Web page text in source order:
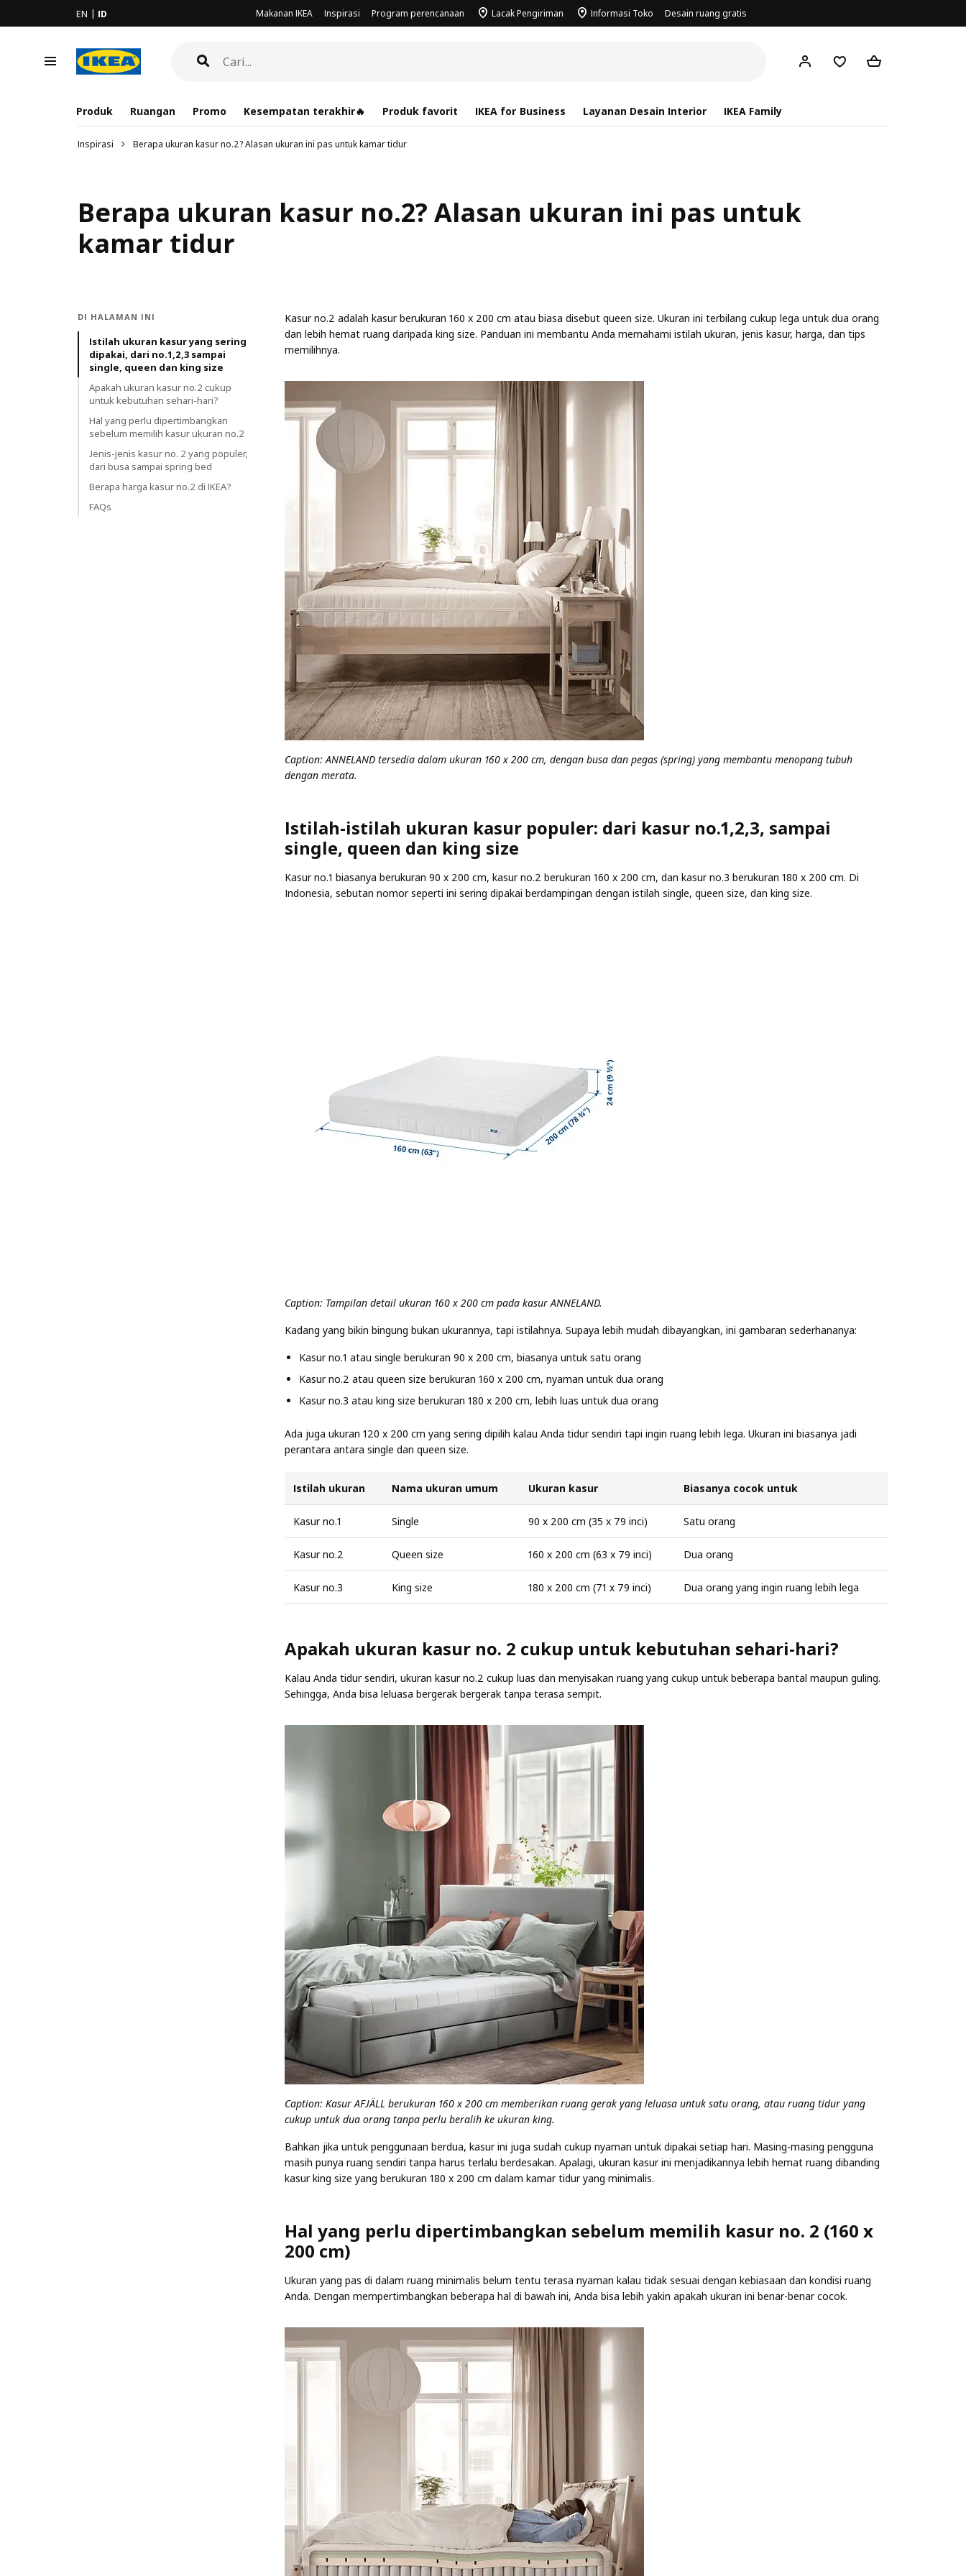
EN ID Makanan IKEA Inspirasi Program perencanaan Lacak Pengiriman Informasi Toko Desain ruang gratis
Produk Ruangan Promo Kesempatan terakhir🔥 Produk favorit IKEA for Business Layanan Desain Interior IKEA Family
Inspirasi Berapa ukuran kasur no.2? Alasan ukuran ini pas untuk kamar tidur
Berapa ukuran kasur no.2? Alasan ukuran ini pas untuk
kamar tidur
DI HALAMAN INI
Istilah ukuran kasur yang sering
dipakai, dari no.1,2,3 sampai
single, queen dan king size
Apakah ukuran kasur no.2 cukup
untuk kebutuhan sehari-hari?
Hal yang perlu dipertimbangkan
sebelum memilih kasur ukuran no.2
Jenis-jenis kasur no. 2 yang populer,
dari busa sampai spring bed
Berapa harga kasur no.2 di IKEA?
FAQs
Kasur no.2 adalah kasur berukuran 160 x 200 cm atau biasa disebut queen size. Ukuran ini terbilang cukup lega untuk dua orang
dan lebih hemat ruang daripada king size. Panduan ini membantu Anda memahami istilah ukuran, jenis kasur, harga, dan tips
memilihnya.
Caption: ANNELAND tersedia dalam ukuran 160 x 200 cm, dengan busa dan pegas (spring) yang membantu menopang tubuh
dengan merata.
Istilah-istilah ukuran kasur populer: dari kasur no.1,2,3, sampai
single, queen dan king size
Kasur no.1 biasanya berukuran 90 x 200 cm, kasur no.2 berukuran 160 x 200 cm, dan kasur no.3 berukuran 180 x 200 cm. Di
Indonesia, sebutan nomor seperti ini sering dipakai berdampingan dengan istilah single, queen size, dan king size.
Caption: Tampilan detail ukuran 160 x 200 cm pada kasur ANNELAND.
Kadang yang bikin bingung bukan ukurannya, tapi istilahnya. Supaya lebih mudah dibayangkan, ini gambaran sederhananya:
Kasur no.1 atau single berukuran 90 x 200 cm, biasanya untuk satu orang
Kasur no.2 atau queen size berukuran 160 x 200 cm, nyaman untuk dua orang
Kasur no.3 atau king size berukuran 180 x 200 cm, lebih luas untuk dua orang
Ada juga ukuran 120 x 200 cm yang sering dipilih kalau Anda tidur sendiri tapi ingin ruang lebih lega. Ukuran ini biasanya jadi
perantara antara single dan queen size.
Istilah ukuran Nama ukuran umum Ukuran kasur Biasanya cocok untuk
Kasur no.1 Single 90 x 200 cm (35 x 79 inci) Satu orang
Kasur no.2 Queen size 160 x 200 cm (63 x 79 inci) Dua orang
Kasur no.3 King size 180 x 200 cm (71 x 79 inci) Dua orang yang ingin ruang lebih lega
Apakah ukuran kasur no. 2 cukup untuk kebutuhan sehari-hari?
Kalau Anda tidur sendiri, ukuran kasur no.2 cukup luas dan menyisakan ruang yang cukup untuk beberapa bantal maupun guling.
Sehingga, Anda bisa leluasa bergerak bergerak tanpa terasa sempit.
Caption: Kasur AFJÄLL berukuran 160 x 200 cm memberikan ruang gerak yang leluasa untuk satu orang, atau ruang tidur yang
cukup untuk dua orang tanpa perlu beralih ke ukuran king.
Bahkan jika untuk penggunaan berdua, kasur ini juga sudah cukup nyaman untuk dipakai setiap hari. Masing-masing pengguna
masih punya ruang sendiri tanpa harus terlalu berdesakan. Apalagi, ukuran kasur ini menjadikannya lebih hemat ruang dibanding
kasur king size yang berukuran 180 x 200 cm dalam kamar tidur yang minimalis.
Hal yang perlu dipertimbangkan sebelum memilih kasur no. 2 (160 x
200 cm)
Ukuran yang pas di dalam ruang minimalis belum tentu terasa nyaman kalau tidak sesuai dengan kebiasaan dan kondisi ruang
Anda. Dengan mempertimbangkan beberapa hal di bawah ini, Anda bisa lebih yakin apakah ukuran ini benar-benar cocok.